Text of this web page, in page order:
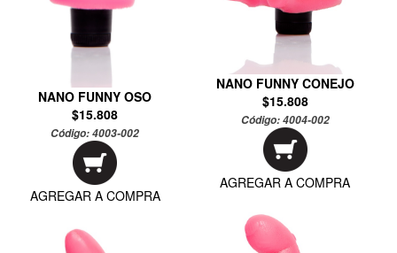
NANO FUNNY OSO
$15.808
Código:4003-002
AGREGAR A COMPRA
NANO FUNNY CONEJO
$15.808
Código:4004-002
AGREGAR A COMPRA